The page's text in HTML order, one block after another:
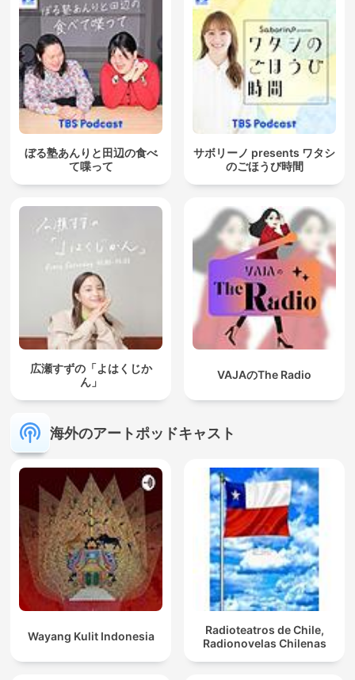
ぼる塾あんりと田辺の食べ
て喋って
サボリーノ presents ワタシ
のごほうび時間
広瀬すずの「よはくじか
ん」
VAJAのThe Radio
海外のアートポッドキャスト
Wayang Kulit Indonesia
Radioteatros de Chile,
Radionovelas Chilenas